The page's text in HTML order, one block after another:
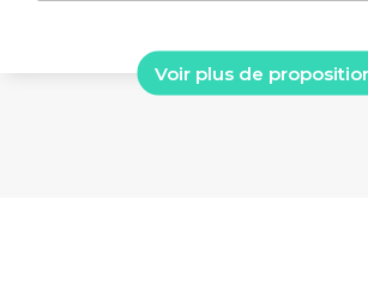
Voir plus de